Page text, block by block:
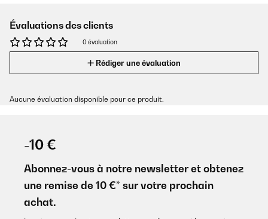
Évaluations des clients
0 évaluation
Rédiger une évaluation
Aucune évaluation disponible pour ce produit.
-10 €
Abonnez-vous à notre newsletter et obtenez
une remise de 10 €* sur votre prochain
achat.